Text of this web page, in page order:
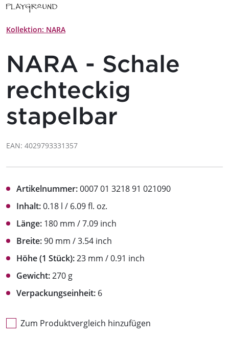
Kollektion: NARA
NARA - Schale
rechteckig
stapelbar
EAN: 4029793331357
Artikelnummer:0007 01 3218 91 021090
Inhalt:0.18 l / 6.09 fl. oz.
Länge: 180 mm / 7.09 inch
Breite:90 mm / 3.54 inch
Höhe (1 Stück):23 mm / 0.91 inch
Gewicht:270 g
Verpackungseinheit: 6
Zum Produktvergleich hinzufügen